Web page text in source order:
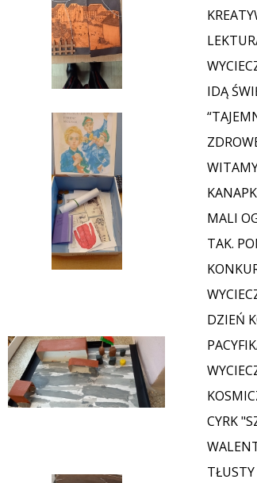
IDĄ
MALI
TAK.
DZIEŃ
CYRK